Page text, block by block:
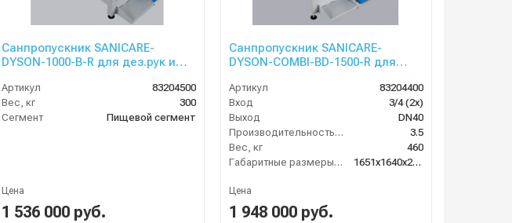
Санпропускник SANICARE-
DYSON-1000-B-R для дез.рук и
прохода (прав.)
Артикул
83204500
Вес, кг
300
Сегмент
Пищевой сегмент
Цена
1 536 000 руб.
Санпропускник SANICARE-
DYSON-COMBI-BD-1500-R для
(правосторонний)
Артикул
83204400
Вход
3/4 (2x)
Выход
DN40
Производительность (л/мин)
3.5
Вес, кг
460
Габаритные размеры, мм
1651x1640x2640
Цена
1 948 000 руб.